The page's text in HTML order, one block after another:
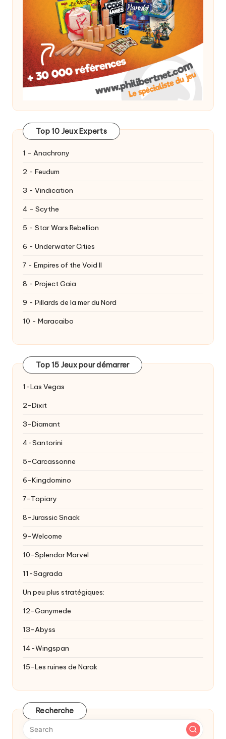
Top 10 Jeux Experts
1 - Anachrony
2 - Feudum
3 - Vindication
4 - Scythe
5 - Star Wars Rebellion
6 - Underwater Cities
7 - Empires of the Void II
8 - Project Gaia
9 - Pillards de la mer du Nord
10 - Maracaibo
Top 15 Jeux pour démarrer
1-Las Vegas
2-Dixit
3-Diamant
4-Santorini
5-Carcassonne
6-Kingdomino
7-Topiary
8-Jurassic Snack
9-Welcome
10-Splendor Marvel
11-Sagrada
Un peu plus stratégiques:
12-Ganymede
13-Abyss
14-Wingspan
15-Les ruines de Narak
Recherche